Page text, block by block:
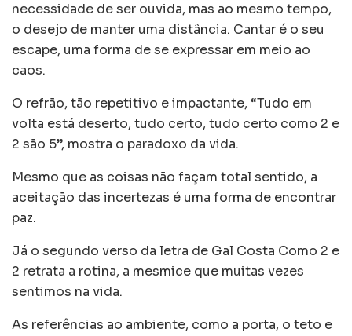
necessidade de ser ouvida, mas ao mesmo tempo,
o desejo de manter uma distância. Cantar é o seu
escape, uma forma de se expressar em meio ao
caos.
O refrão, tão repetitivo e impactante, “Tudo em
volta está deserto, tudo certo, tudo certo como 2 e
2 são 5”, mostra o paradoxo da vida.
Mesmo que as coisas não façam total sentido, a
aceitação das incertezas é uma forma de encontrar
paz.
Já o segundo verso da letra de Gal Costa Como 2 e
2 retrata a rotina, a mesmice que muitas vezes
sentimos na vida.
As referências ao ambiente, como a porta, o teto e